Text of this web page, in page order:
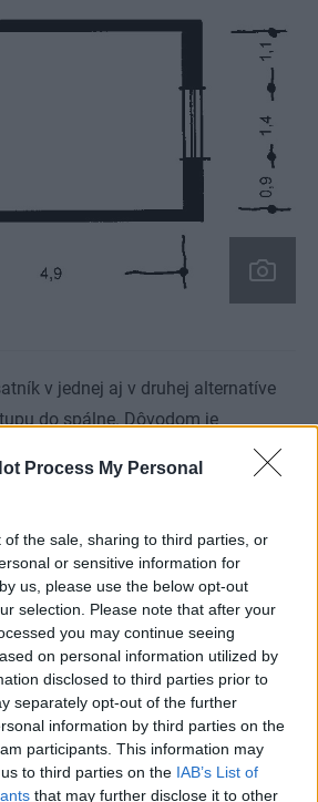
Process My Personal
of the sale, sharing to third parties, or
or sensitive information for
us, please use the below opt-out
selection. Please note that after your
you may continue seeing
on personal information utilized by
disclosed to third parties prior to
separately opt-out of the further
information by third parties on the
participants. This information may
to third parties on the IAB’s List of
that may further disclose it to other
v jednej aj v druhej alternatíve
do spálne. Dôvodom je
miestnosti a získanie prirodzeného
pretože v šatníku postačí umelé